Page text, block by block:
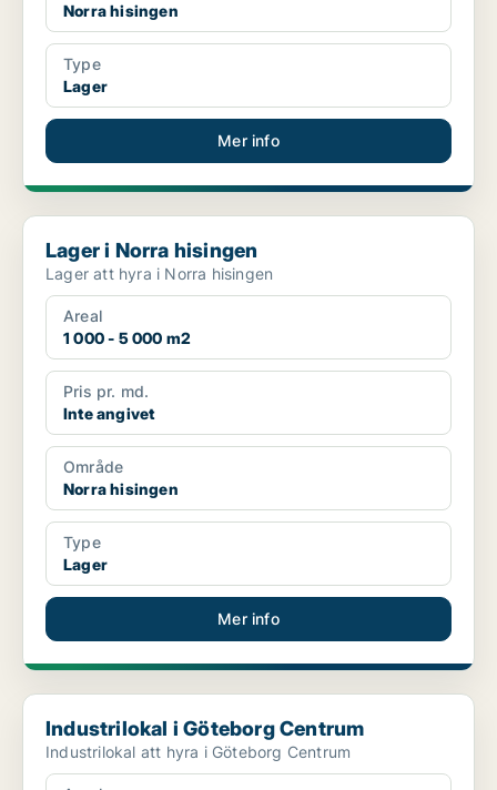
Norra hisingen
Type
Lager
Mer info
Lager i Norra hisingen
Lager i Norra hisingen
Lager att hyra i Norra hisingen
Areal
1 000 - 5 000 m2
Pris pr. md.
Inte angivet
Område
Norra hisingen
Type
Lager
Mer info
Industrilokal i Göteborg Centrum
Industrilokal i Göteborg Centrum
Industrilokal att hyra i Göteborg Centrum